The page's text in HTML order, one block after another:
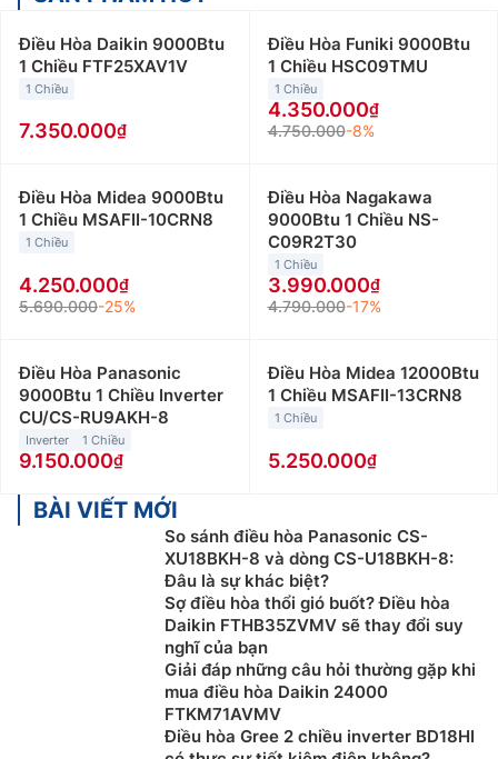
Điều Hòa Daikin 9000Btu
1 Chiều FTF25XAV1V
1 Chiều
7.350.000
Điều Hòa Funiki 9000Btu
1 Chiều HSC09TMU
1 Chiều
4.350.000
4.750.000-8%
Điều Hòa Midea 9000Btu
1 Chiều MSAFII-10CRN8
1 Chiều
4.250.000
5.690.000-25%
Điều Hòa Nagakawa
9000Btu 1 Chiều NS-
C09R2T30
1 Chiều
3.990.000
4.790.000-17%
Điều Hòa Panasonic
9000Btu 1 Chiều Inverter
CU/CS-RU9AKH-8
Inverter 1 Chiều
9.150.000
Điều Hòa Midea 12000Btu
1 Chiều MSAFII-13CRN8
1 Chiều
5.250.000
BÀI VIẾT MỚI
So sánh điều hòa Panasonic CS-
XU18BKH-8 và dòng CS-U18BKH-8:
Đâu là sự khác biệt?
Sợ điều hòa thổi gió buốt? Điều hòa
Daikin FTHB35ZVMV sẽ thay đổi suy
nghĩ của bạn
Giải đáp những câu hỏi thường gặp khi
mua điều hòa Daikin 24000
FTKM71AVMV
Điều hòa Gree 2 chiều inverter BD18HI